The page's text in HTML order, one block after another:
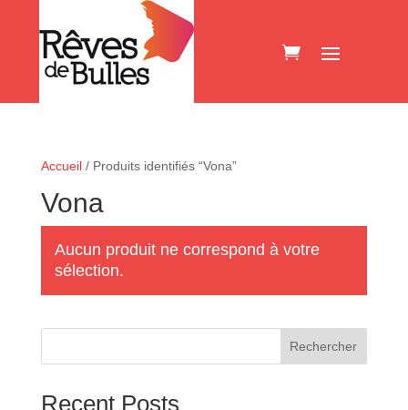
Accueil/ Produits identifiés “Vona”
Vona
Aucun produit ne correspond à votre
sélection.
Rechercher
Recent Posts